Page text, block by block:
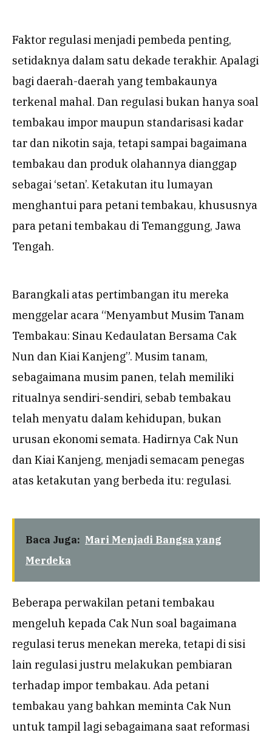
Faktor regulasi menjadi pembeda penting,
setidaknya dalam satu dekade terakhir. Apalagi
bagi daerah-daerah yang tembakaunya
terkenal mahal. Dan regulasi bukan hanya soal
tembakau impor maupun standarisasi kadar
tar dan nikotin saja, tetapi sampai bagaimana
tembakau dan produk olahannya dianggap
sebagai ‘setan’. Ketakutan itu lumayan
menghantui para petani tembakau, khususnya
para petani tembakau di Temanggung, Jawa
Tengah.
Barangkali atas pertimbangan itu mereka
menggelar acara “Menyambut Musim Tanam
Tembakau: Sinau Kedaulatan Bersama Cak
Nun dan Kiai Kanjeng”. Musim tanam,
sebagaimana musim panen, telah memiliki
ritualnya sendiri-sendiri, sebab tembakau
telah menyatu dalam kehidupan, bukan
urusan ekonomi semata. Hadirnya Cak Nun
dan Kiai Kanjeng, menjadi semacam penegas
atas ketakutan yang berbeda itu: regulasi.
Baca Juga: Mari Menjadi Bangsa yang
Merdeka
Beberapa perwakilan petani tembakau
mengeluh kepada Cak Nun soal bagaimana
regulasi terus menekan mereka, tetapi di sisi
lain regulasi justru melakukan pembiaran
terhadap impor tembakau. Ada petani
tembakau yang bahkan meminta Cak Nun
untuk tampil lagi sebagaimana saat reformasi